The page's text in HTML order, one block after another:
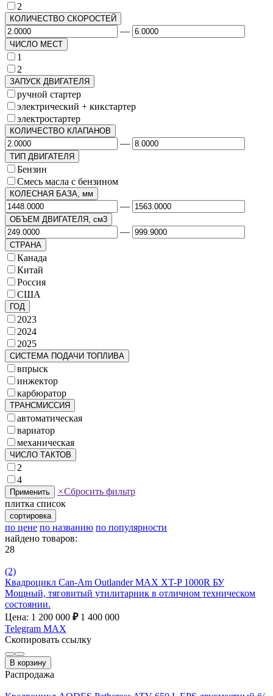
2
КОЛИЧЕСТВО СКОРОСТЕЙ
—
ЧИСЛО МЕСТ
1
2
ЗАПУСК ДВИГАТЕЛЯ
ручной стартер
электрический + кикстартер
электростартер
КОЛИЧЕСТВО КЛАПАНОВ
—
ТИП ДВИГАТЕЛЯ
Бензин
Смесь масла с бензином
КОЛЕСНАЯ БАЗА, мм
—
ОБЪЕМ ДВИГАТЕЛЯ, см3
—
СТРАНА
Канада
Китай
Россия
США
ГОД
2023
2024
2025
СИСТЕМА ПОДАЧИ ТОПЛИВА
впрыск
инжектор
карбюратор
ТРАНСМИССИЯ
автоматическая
вариатор
механическая
ЧИСЛО ТАКТОВ
2
4
Применить ×Сбросить фильтр
плитка список
сортировка
по цене по названию по популярности
найдено товаров:
28
(2)
Квадроцикл Can-Am Outlander MAX XT-P 1000R БУ
Мощный, тяговитый утилитарник в отличном техническом
состоянии.
Цена: 1 200 000 ₽ 1 400 000
Telegram MAX
Скопировать ссылку
В корзину
Распродажа